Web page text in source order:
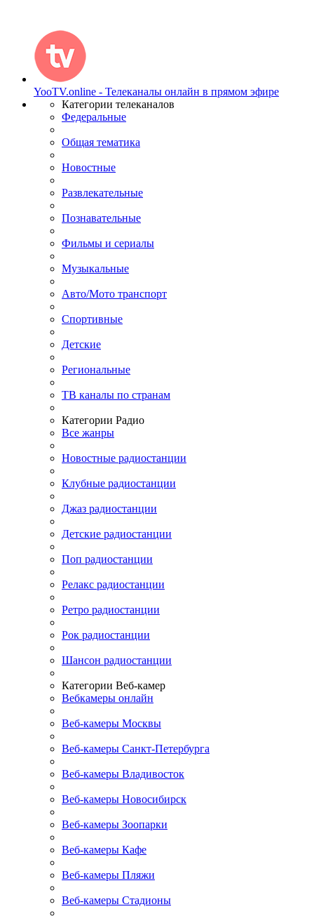
YooTV.online - Телеканалы онлайн в прямом эфире
Категории телеканалов
Федеральные
Общая тематика
Новостные
Развлекательные
Познавательные
Фильмы и сериалы
Музыкальные
Авто/Мото транспорт
Спортивные
Детские
Региональные
ТВ каналы по странам
Категории Радио
Все жанры
Новостные радиостанции
Клубные радиостанции
Джаз радиостанции
Детские радиостанции
Поп радиостанции
Релакс радиостанции
Ретро радиостанции
Рок радиостанции
Шансон радиостанции
Категории Веб-камер
Вебкамеры онлайн
Веб-камеры Москвы
Веб-камеры Санкт-Петербурга
Веб-камеры Владивосток
Веб-камеры Новосибирск
Веб-камеры Зоопарки
Веб-камеры Кафе
Веб-камеры Пляжи
Веб-камеры Стадионы